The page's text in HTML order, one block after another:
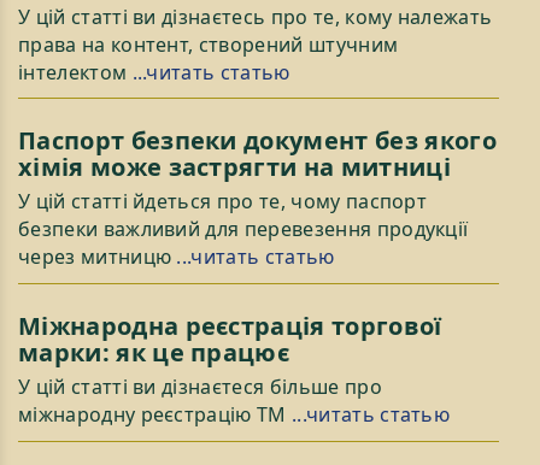
У цій статті ви дізнаєтесь про те, кому належать
права на контент, створений штучним
інтелектом ...читать статью
Паспорт безпеки документ без якого
хімія може застрягти на митниці
У цій статті йдеться про те, чому паспорт
безпеки важливий для перевезення продукції
через митницю ...читать статью
Міжнародна реєстрація торгової
марки: як це працює
У цій статті ви дізнаєтеся більше про
міжнародну реєстрацію ТМ ...читать статью